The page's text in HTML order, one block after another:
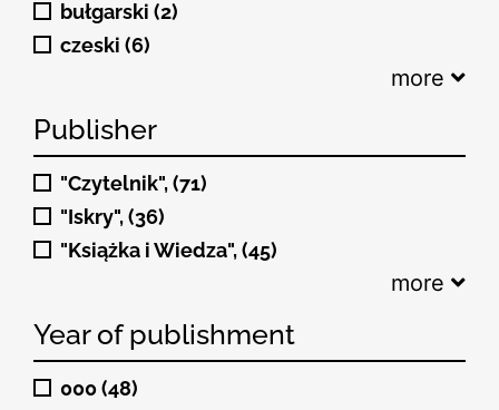
bułgarski (2)
czeski (6)
more
Publisher
"Czytelnik", (71)
"Iskry", (36)
"Książka i Wiedza", (45)
more
Year of publishment
000 (48)